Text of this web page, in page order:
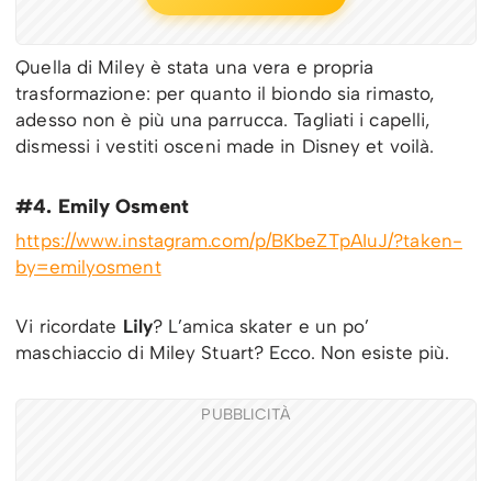
Quella di Miley è stata una vera e propria
trasformazione: per quanto il biondo sia rimasto,
adesso non è più una parrucca. Tagliati i capelli,
dismessi i vestiti osceni made in Disney et voilà.
#4. Emily Osment
https://www.instagram.com/p/BKbeZTpAIuJ/?taken-
by=emilyosment
Vi ricordate Lily? L’amica skater e un po’
maschiaccio di Miley Stuart? Ecco. Non esiste più.
PUBBLICITÀ